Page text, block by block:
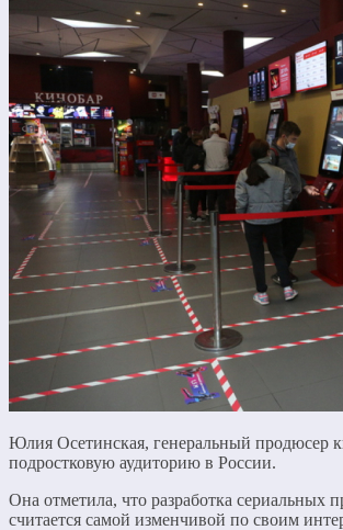
Юлия Осетинская, генеральный продюсер
подростковую аудиторию в России.
Она отметила, что разработка сериальных
считается самой изменчивой по своим